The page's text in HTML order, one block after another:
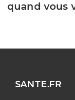
quand vous
SANTE.FR